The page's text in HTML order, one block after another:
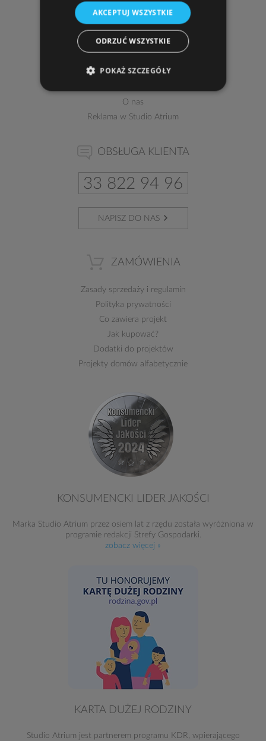
e-mail:atrium@studioatrium.pl
Pełne dane teleadresowe
O nas
Reklama w Studio Atrium
OBSŁUGA KLIENTA
33 822 94 96
NAPISZ DO NAS
ZAMÓWIENIA
Zasady sprzedażyi regulamin
Polityka prywatności
Co zawiera projekt
Jak kupować?
Dodatki do projektów
Projekty domów alfabetycznie
KONSUMENCKI LIDER JAKOŚCI
Marka Studio Atrium przez osiem lat z rzędu została wyróżniona w
programie redakcji Strefy Gospodarki.
zobacz więcej »
KARTA DUŻEJ RODZINY
Studio Atrium jest partnerem programu KDR, wpierającego
AKCEPTUJ WSZYSTKIE
ODRZUĆ WSZYSTKIE
POKAŻ SZCZEGÓŁY